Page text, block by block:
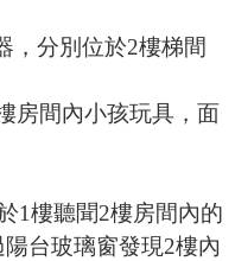
，分別位於2樓梯間
房間內小孩玩具，面
1樓聽聞2樓房間內的
台玻璃窗發現2樓內